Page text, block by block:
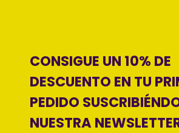
CONSIGUE UN 10% DE
DESCUENTO EN TU
PEDIDO
NUESTRA